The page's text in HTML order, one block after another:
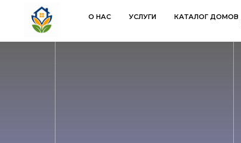
О НАС УСЛУГИ КАТАЛОГ ДОМОВ